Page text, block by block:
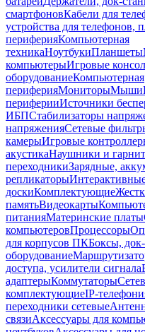
смартфоновКабели для
устройства для телефонов,
периферияКомпьютерная
техникаНоутбукиПланшеты
компьютерыИгровые
оборудованиеКомпьютерная
периферияМониторыМыши
периферииИсточники
ИБПСтабилизаторы
напряженияСетевые
камерыИгровые
акустикаНаушники и
переходникиЗарядные,
репликаторы
доскиКомплектующие
памятьВидеокарты
питанияМатеринские платы
компьютеровПроцессоры
для корпусов ПКБоксы,
оборудование
доступа, усилители сигнала
адаптерыКоммутаторы
комплектующиеIP-
переходники сетевые
связиАксессуары для